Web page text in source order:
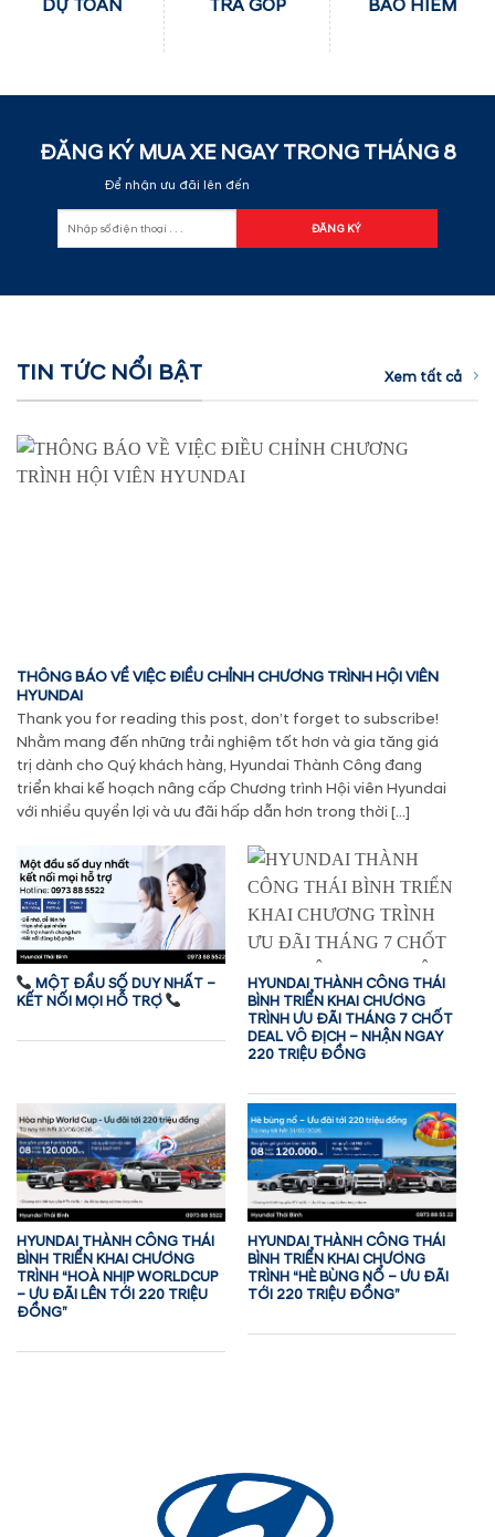
DỰ TOÁN TRẢ GÓP BẢO HIỂM
ĐĂNG KÝ MUA XE NGAY TRONG THÁNG 8
Để nhận ưu đãi lên đến
TIN TỨC NỔI BẬT Xem tất cả
THÔNG BÁO VỀ VIỆC ĐIỀU CHỈNH CHƯƠNG TRÌNH HỘI VIÊN
HYUNDAI
Thank you for reading this post, don’t forget to subscribe!
Nhằm mang đến những trải nghiệm tốt hơn và gia tăng giá
trị dành cho Quý khách hàng, Hyundai Thành Công đang
triển khai kế hoạch nâng cấp Chương trình Hội viên Hyundai
với nhiều quyền lợi và ưu đãi hấp dẫn hơn trong thời […]
MỘT ĐẦU SỐ DUY NHẤT –
KẾT NỐI MỌI HỖ TRỢ
HYUNDAI THÀNH CÔNG THÁI
BÌNH TRIỂN KHAI CHƯƠNG
TRÌNH ƯU ĐÃI THÁNG 7 CHỐT
DEAL VÔ ĐỊCH – NHẬN NGAY
220 TRIỆU ĐỒNG
HYUNDAI THÀNH CÔNG THÁI
BÌNH TRIỂN KHAI CHƯƠNG
TRÌNH “HOÀ NHỊP WORLDCUP
– ƯU ĐÃI LÊN TỚI 220 TRIỆU
ĐỒNG”
HYUNDAI THÀNH CÔNG THÁI
BÌNH TRIỂN KHAI CHƯƠNG
TRÌNH “HÈ BÙNG NỔ – ƯU ĐÃI
TỚI 220 TRIỆU ĐỒNG”